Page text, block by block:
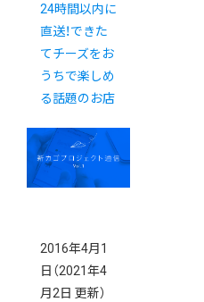
24時間以内に
直送！できた
てチーズをお
うちで楽しめ
る話題のお店
2016年4月1
日 （2021年4
月2日 更新）